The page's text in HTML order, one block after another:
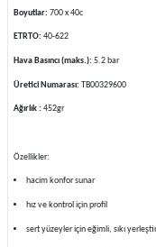
Boyutlar: 700 x 40c
ETRTO: 40-622
Hava Basıncı (maks.): 5.2 bar
Üretici Numarası: TB00329600
Ağırlık : 452gr
Özellikler:
hacim konfor sunar
hız ve kontrol için profil
sert yüzeyler için eğimli, sıkı